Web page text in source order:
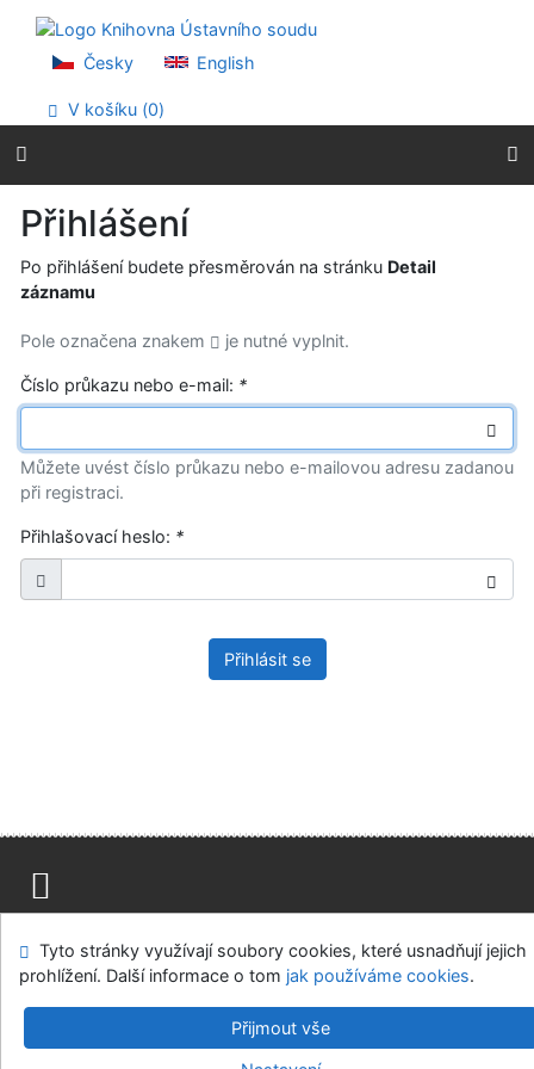
Přejít na menu
Prohlášení o webové přístupnosti
Česky English
V košíku (0)
Přihlášení
Po přihlášení budete přesměrován na stránku Detail
záznamu
Pole označena znakem je nutné vyplnit.
Číslo průkazu nebo e-mail: *
Můžete uvést číslo průkazu nebo e-mailovou adresu zadanou
při registraci.
Přihlašovací heslo: *
Přihlásit se
Modul OpenSearch
Napište nám Nastavení cookies
Ústavní soud, IČO: 48513687, se sídlem Joštova 625/8,
Tyto stránky využívají soubory cookies, které usnadňují jejich
prohlížení. Další informace o tom jak používáme cookies.
Přijmout vše